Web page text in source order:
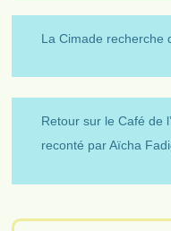
La Cimade recherche
Retour sur le Café de
reconté par Aïcha